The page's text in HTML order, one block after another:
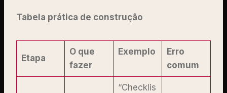
Tabela prática de construção
Etapa
O que
fazer
Exemplo
Erro
comum
“Checklis